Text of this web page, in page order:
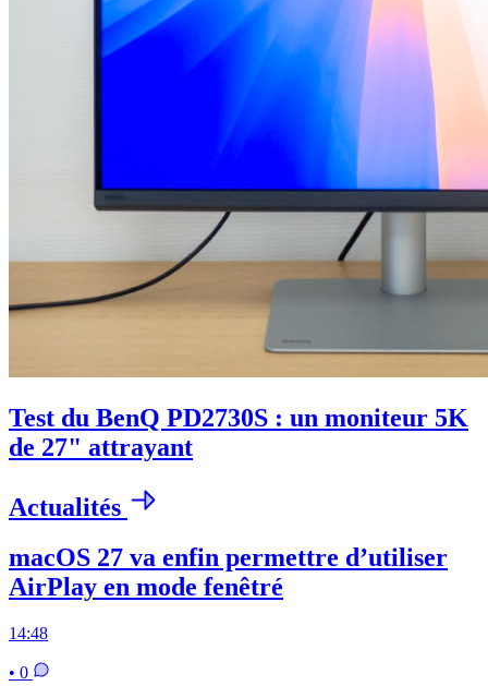
Test du BenQ PD2730S : un moniteur 5K
de 27" attrayant
Actualités
macOS 27 va enfin permettre d’utiliser
AirPlay en mode fenêtré
14:48
• 0